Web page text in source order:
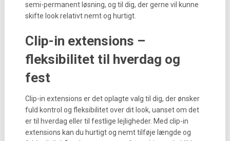
semi-permanent løsning, og til dig, der gerne vil kunne
skifte look relativt nemt og hurtigt.
Clip-in extensions –
fleksibilitet til hverdag og
fest
Clip-in extensions er det oplagte valg til dig, der ønsker
fuld kontrol og fleksibilitet over dit look, uanset om det
er til hverdag eller til festlige lejligheder. Med clip-in
extensions kan du hurtigt og nemt tilføje længde og